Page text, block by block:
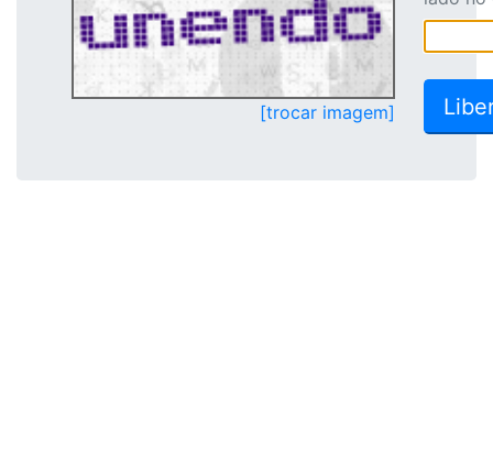
[trocar imagem]